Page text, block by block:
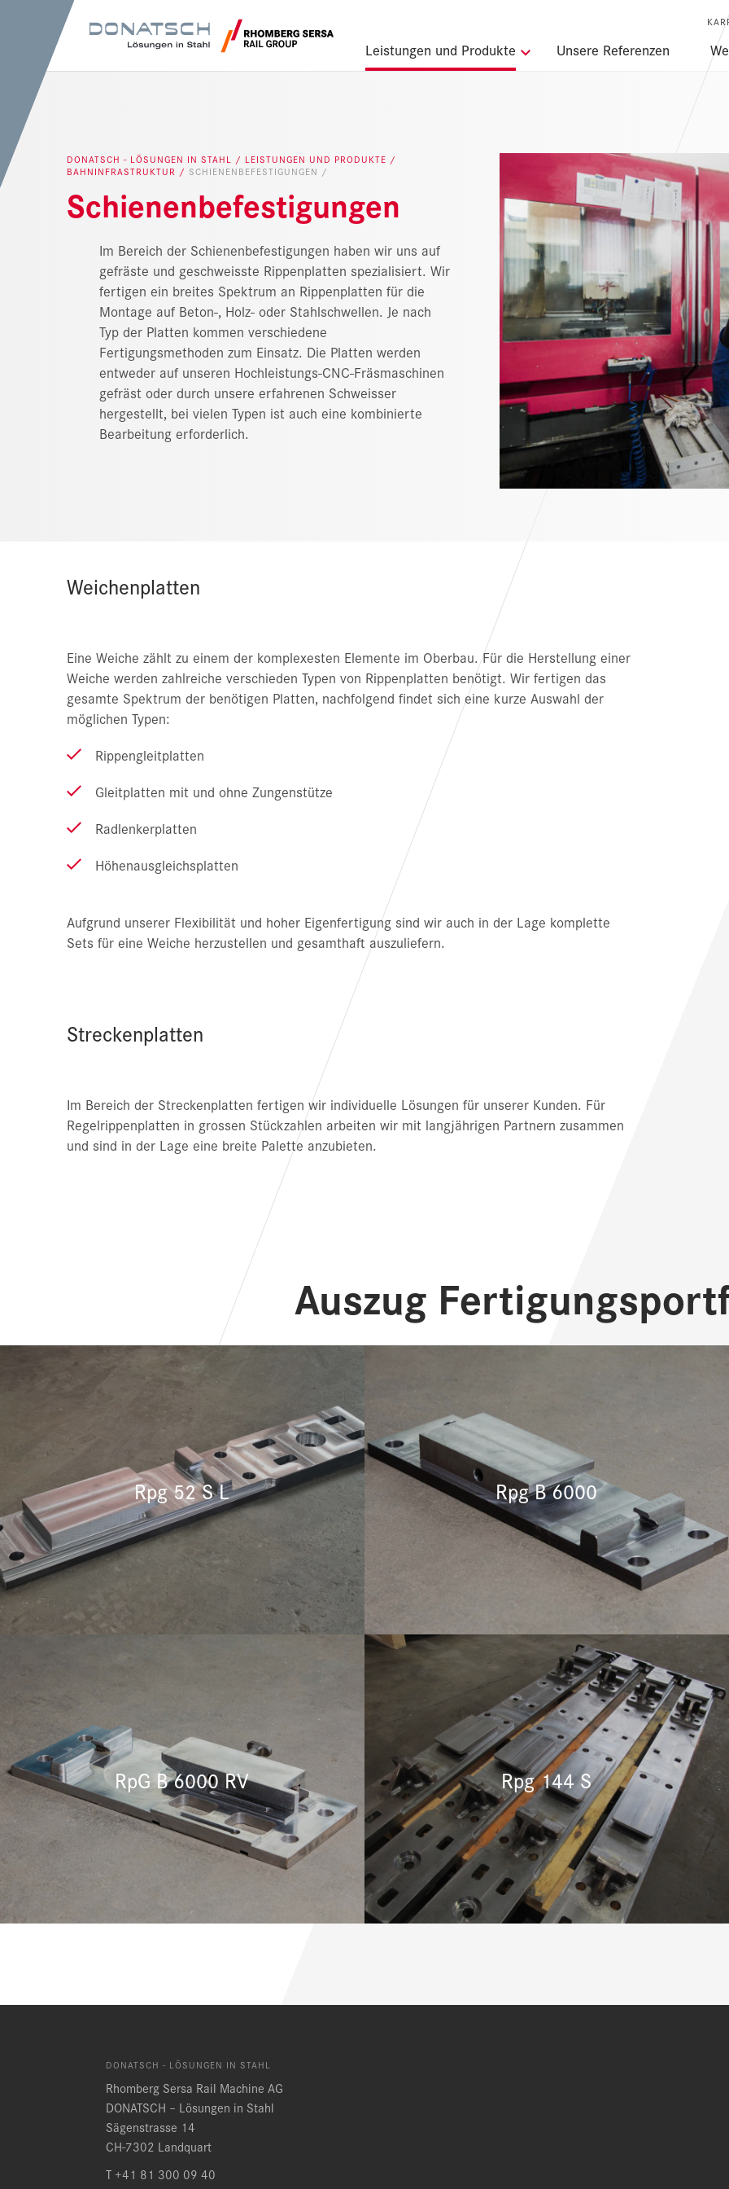
Leistungen und Produkte Unsere Referenzen
Suchempfehlungen
DONATSCH - LÖSUNGEN IN STAHL
LEISTUNGEN UND PRODUKTE
BAHNINFRASTRUKTUR
SCHIENENBEFESTIGUNGEN
Schienenbefestigungen
Im Bereich der Schienenbefestigungen haben wir uns auf
gefräste und geschweisste Rippenplatten spezialisiert. Wir
fertigen ein breites Spektrum an Rippenplatten für die
Montage auf Beton-, Holz- oder Stahlschwellen. Je nach
Typ der Platten kommen verschiedene
Fertigungsmethoden zum Einsatz. Die Platten werden
entweder auf unseren Hochleistungs-CNC-Fräsmaschinen
gefräst oder durch unsere erfahrenen Schweisser
hergestellt, bei vielen Typen ist auch eine kombinierte
Bearbeitung erforderlich.
Weichenplatten
Eine Weiche zählt zu einem der komplexesten Elemente im Oberbau. Für die Herstellung einer
Weiche werden zahlreiche verschieden Typen von Rippenplatten benötigt. Wir fertigen das
gesamte Spektrum der benötigen Platten, nachfolgend findet sich eine kurze Auswahl der
möglichen Typen:
Rippengleitplatten
Gleitplatten mit und ohne Zungenstütze
Radlenkerplatten
Höhenausgleichsplatten
Aufgrund unserer Flexibilität und hoher Eigenfertigung sind wir auch in der Lage komplette
Sets für eine Weiche herzustellen und gesamthaft auszuliefern.
Streckenplatten
Im Bereich der Streckenplatten fertigen wir individuelle Lösungen für unserer Kunden. Für
Regelrippenplatten in grossen Stückzahlen arbeiten wir mit langjährigen Partnern zusammen
und sind in der Lage eine breite Palette anzubieten.
Auszug
Rpg 52 S L Rpg B 6000
RpG B 6000 RV Rpg 144 S
DONATSCH - LÖSUNGEN IN STAHL
Rhomberg Sersa Rail Machine AG
DONATSCH – Lösungen in Stahl
Sägenstrasse 14
CH-7302 Landquart
T +41 81 300 09 40